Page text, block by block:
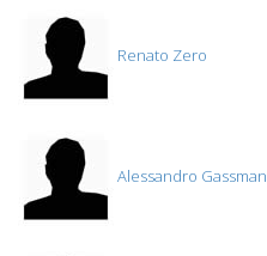
Renato Zero
Alessandro Gassman